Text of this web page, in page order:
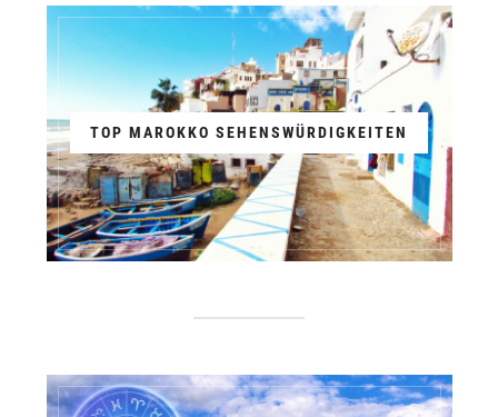
TOP MAROKKO SEHENSWÜRDIGKEITEN